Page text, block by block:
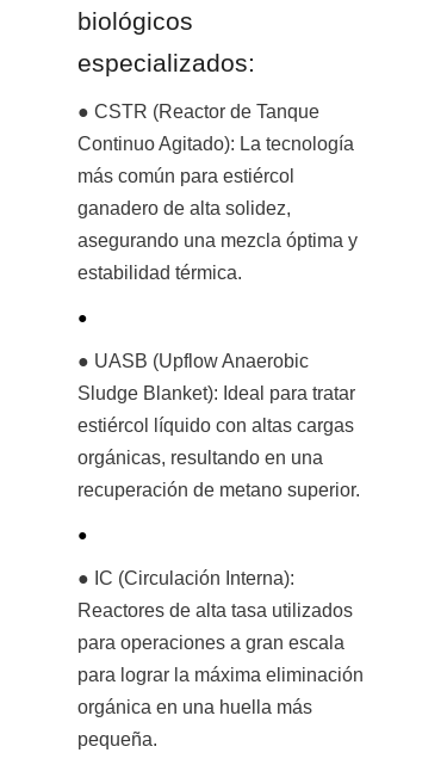
biológicos
especializados:
● CSTR (Reactor de Tanque
Continuo Agitado): La tecnología
más común para estiércol
ganadero de alta solidez,
asegurando una mezcla óptima y
estabilidad térmica.
●
● UASB (Upflow Anaerobic
Sludge Blanket): Ideal para tratar
estiércol líquido con altas cargas
orgánicas, resultando en una
recuperación de metano superior.
●
● IC (Circulación Interna):
Reactores de alta tasa utilizados
para operaciones a gran escala
para lograr la máxima eliminación
orgánica en una huella más
pequeña.